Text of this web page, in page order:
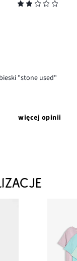
"stone used"
więcej opinii